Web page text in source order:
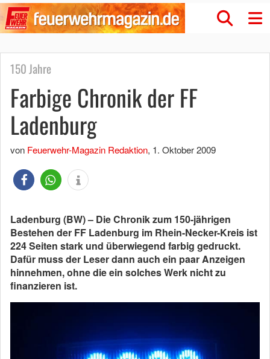
150 Jahre
Farbige Chronik der FF
Ladenburg
von Feuerwehr-Magazin Redaktion, 1. Oktober 2009
Ladenburg (BW) – Die Chronik zum 150-jährigen
Bestehen der FF Ladenburg im Rhein-Necker-Kreis ist
224 Seiten stark und überwiegend farbig gedruckt.
Dafür muss der Leser dann auch ein paar Anzeigen
hinnehmen, ohne die ein solches Werk nicht zu
finanzieren ist.